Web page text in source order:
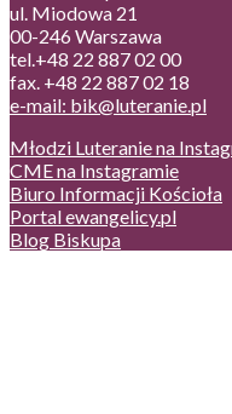
ul. Miodowa 21
00-246 Warszawa
tel.+48 22 887 02 00
fax. +48 22 887 02 18
e-mail: bik@luteranie.pl
Młodzi Luteranie na
CME na Instagramie
Biuro Informacji Kościoła
Portal ewangelicy.pl
Blog Biskupa